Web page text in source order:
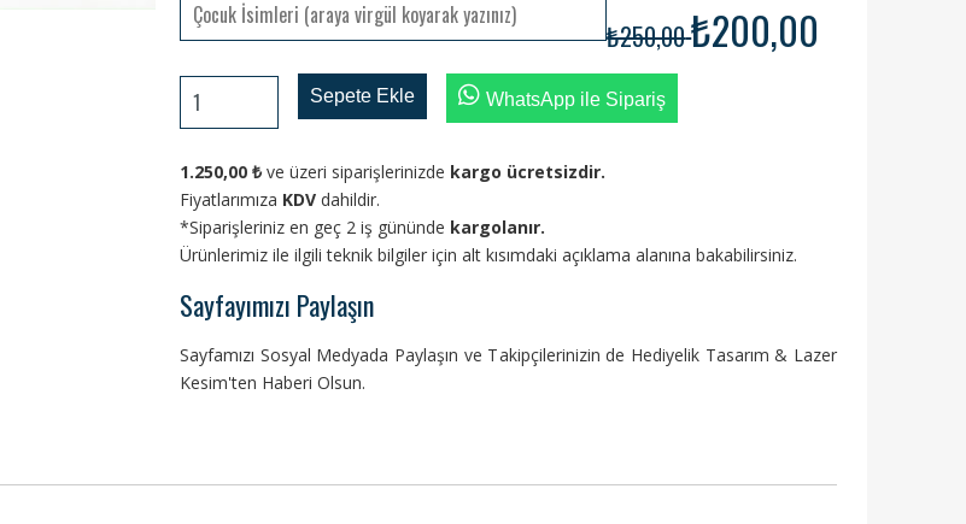
₺250,00₺200,00
Sepete Ekle WhatsApp ile Sipariş
1.250,00 ₺ ve üzeri siparişlerinizde kargo ücretsizdir.
Fiyatlarımıza KDV dahildir.
*Siparişleriniz en geç 2 iş gününde kargolanır.
Ürünlerimiz ile ilgili teknik bilgiler için alt kısımdaki açıklama alanına bakabilirsiniz.
Sayfayımızı Paylaşın
Sayfamızı Sosyal Medyada Paylaşın ve Takipçilerinizin de Hediyelik Tasarım & Lazer
Kesim'ten Haberi Olsun.